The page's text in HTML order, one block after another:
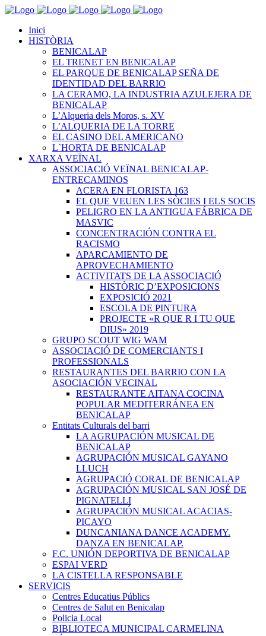
Inici
HISTÒRIA
BENICALAP
EL TRENET EN BENICALAP
EL PARQUE DE BENICALAP SEÑA DE
IDENTIDAD DEL BARRIO
LA CERAMO, LA INDUSTRIA AZULEJERA DE
BENICALAP
L’Alqueria dels Moros, s. XV
L’ALQUERIA DE LA TORRE
EL CASINO DEL AMERICANO
L`HORTA DE BENICALAP
XARXA VEÏNAL
ASSOCIACIÓ VEÏNAL BENICALAP-
ENTRECAMINOS
ACERA EN FLORISTA 163
EL QUE VEUEN LES SÒCIES I ELS SOCIS
PELIGRO EN LA ANTIGUA FÁBRICA DE
MASVIC
CONCENTRACIÓN CONTRA EL
RACISMO
APARCAMIENTO DE
APROVECHAMIENTO
ACTIVITATS DE LA ASSOCIACIÓ
HISTÒRIC D’EXPOSICIONS
EXPOSICIÓ 2021
ESCOLA DE PINTURA
PROJECTE «R QUE R I TU QUE
DIUS» 2019
GRUPO SCOUT WIG WAM
ASSOCIACIÓ DE COMERCIANTS I
PROFESSIONALS
RESTAURANTES DEL BARRIO CON LA
ASOCIACIÓN VECINAL
RESTAURANTE AITANA COCINA
POPULAR MEDITERRÁNEA EN
BENICALAP
Entitats Culturals del barri
LA AGRUPACIÓN MUSICAL DE
BENICALAP
AGRUPACIÓN MUSICAL GAYANO
LLUCH
AGRUPACIÓ CORAL DE BENICALAP
AGRUPACIÓN MUSICAL SAN JOSÉ DE
PIGNATELLI
AGRUPACIÓN MUSICAL ACACIAS-
PICAYO
DUNCANIANA DANCE ACADEMY.
DANZA EN BENICALAP.
F.C. UNIÓN DEPORTIVA DE BENICALAP
ESPAI VERD
LA CISTELLA RESPONSABLE
SERVICIS
Centres Educatius Públics
Centres de Salut en Benicalap
Policia Local
BIBLIOTECA MUNICIPAL CARMELINA